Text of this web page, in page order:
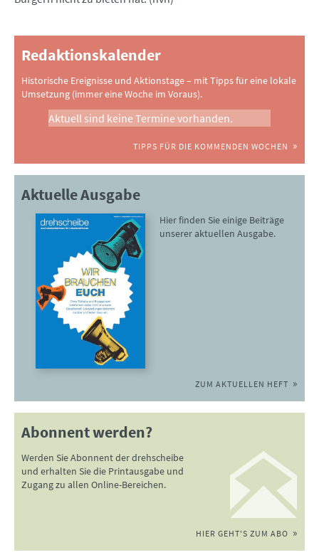
Redaktionskalender
Historische Ereignisse und Aktionstage – mit Tipps für eine lokale
Umsetzung (immer eine Woche im Voraus).
Aktuell sind keine Termine vorhanden.
TIPPS FÜR DIE KOMMENDEN WOCHEN
Aktuelle Ausgabe
Hier finden Sie einige Beiträge
unserer aktuellen Ausgabe.
ZUM AKTUELLEN HEFT
Abonnent werden?
Werden Sie Abonnent der drehscheibe
und erhalten Sie die Printausgabe und
Zugang zu allen Online-Bereichen.
HIER GEHT'S ZUM ABO